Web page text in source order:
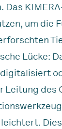
Das
um die
Lücke:
Leitung des